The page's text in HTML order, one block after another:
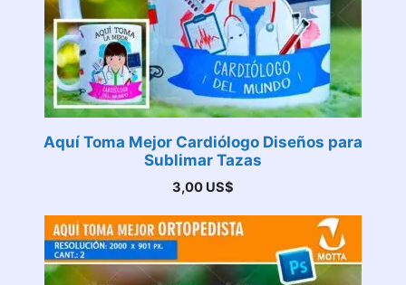
Aquí Toma Mejor Cardiólogo Diseños para
Sublimar Tazas
3,00 US$